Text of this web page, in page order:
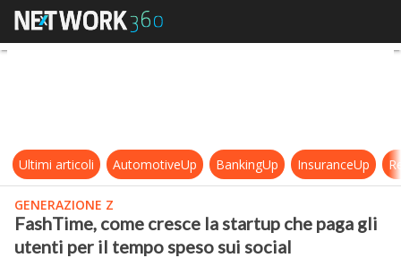
FashTime, come cresce la startup
Ultimi articoli AutomotiveUp BankingUp InsuranceUp
GENERAZIONE Z
FashTime, come cresce la startup che paga gli
utenti per il tempo speso sui social